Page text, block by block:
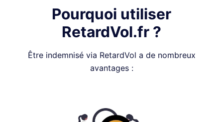
Pourquoi utiliser
RetardVol.fr ?
Être indemnisé via RetardVol a de nombreux
avantages :